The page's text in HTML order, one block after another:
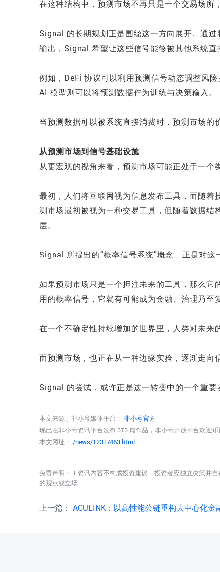
在这种结构中，预测市场不再只是一个交易场
Signal 的长期规划正是围绕这一方向展开。通
输出，Signal 希望让这些信号能够被其他系统直
例如，DeFi 协议可以利用预测信号动态调整风
AI 模型则可以将预测数据作为训练与决策输入。
当预测数据可以被系统直接消费时，预测市场的
从预测市场到信号基础设施
从更宏观的视角来看，预测市场可能正处于一个
最初，人们将互联网视为信息发布工具，而随
测市场最初被视为一种交易工具，但随着数据
层。
Signal 所提出的“概率信号系统”概念，正是对这
如果预测市场只是一个押注未来的工具，那么
用的概率信号，它就有可能成为金融、治理乃至
在一个不确定性持续增加的世界里，人类对未来
而预测市场，也正在从一种边缘实验，逐渐走向
Signal 的尝试，或许正是这一转变中的一个重要
本文来源于非小号媒体平台： 非小号官方
现已在非小号资讯平台发布 373 篇作品，非小号开放平台欢迎
本文网址： /news/12317463.html
免责声明： 1.资讯内容不构成投资建议，投资者应独立决策并
的观点或立场
上一篇： AOULINK：以高性能公链重构去中心化金融生态系统—风投趣集团